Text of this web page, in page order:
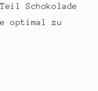
Schokolade
optimal zu